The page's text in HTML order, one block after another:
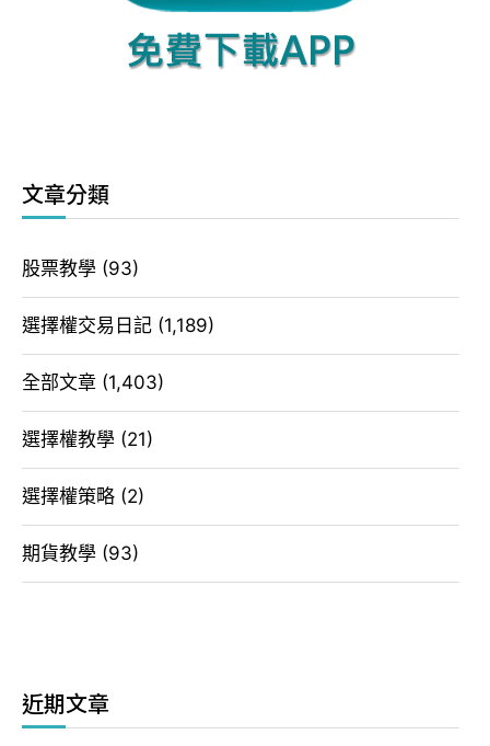
文章分類
股票教學 (93)
選擇權交易日記 (1,189)
全部文章 (1,403)
選擇權教學 (21)
選擇權策略 (2)
期貨教學 (93)
近期文章